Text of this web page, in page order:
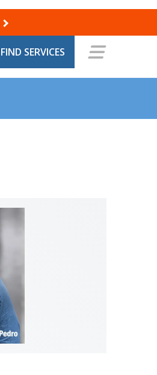
FIND SERVICES